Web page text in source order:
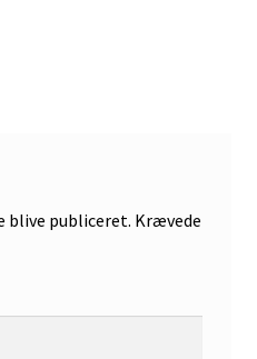
blive publiceret. Krævede